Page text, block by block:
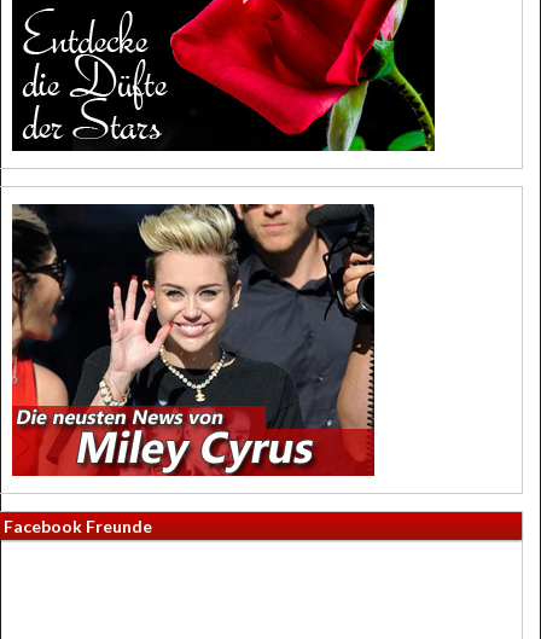
Facebook Freunde